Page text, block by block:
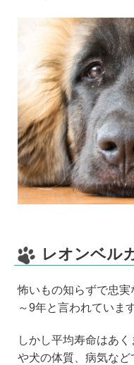
レオンベル
怖いもの知らずで忠
～9年と言われています
しかし平均寿命はあ
や犬の体質、病気など